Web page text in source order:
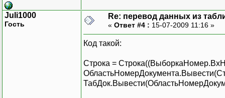
Juli1000
Гость
Re: перевод данных из
« Ответ #4 : 15-07-2009 11:16 »
Код такой:
Строка =